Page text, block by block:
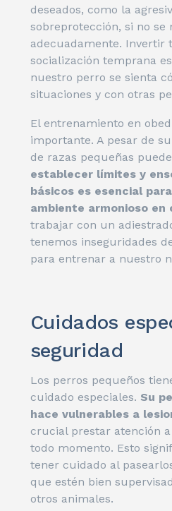
deseados, como la
sobreprotección, si no se
adecuadamente. Invertir
socialización temprana
nuestro perro se sienta
situaciones y con otras
El entrenamiento en
importante. A pesar de
de razas pequeñas
establecer límites y
básicos es esencial
ambiente armonioso en
trabajar con un
tenemos inseguridades
para entrenar a nuestro
Cuidados
seguridad
Los perros pequeños
cuidado especiales. Su
hace vulnerables a
crucial prestar atención
todo momento. Esto
tener cuidado al
que estén bien
otros animales.